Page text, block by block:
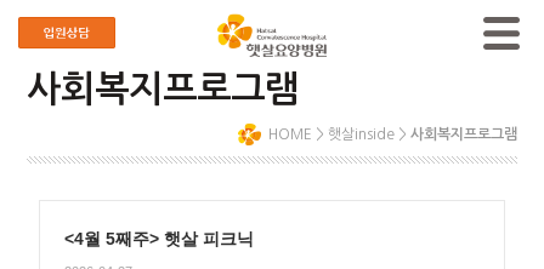
사회복지프로그램
HOME > 햇살inside> 사회복지프로그램
<4월 5째주> 햇살 피크닉